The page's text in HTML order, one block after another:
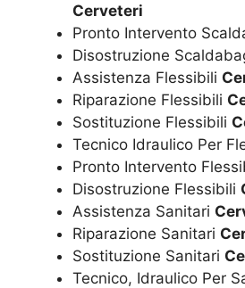
Cerveteri
Pronto Intervento
Disostruzione
Assistenza Flessibili
Riparazione Flessibili
Sostituzione Flessibili
Tecnico Idraulico Per
Pronto Intervento
Disostruzione Flessibili
Assistenza Sanitari
Riparazione Sanitari
Sostituzione Sanitari
Tecnico, Idraulico Per